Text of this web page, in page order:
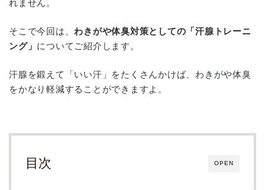
れません。
そこで今回は、わきがや体臭対策としての「汗腺トレーニ
ング」 についてご紹介します。
汗腺を鍛えて「いい汗」をたくさんかけば、わきがや体臭
をかなり軽減することができますよ。
OPEN
目次